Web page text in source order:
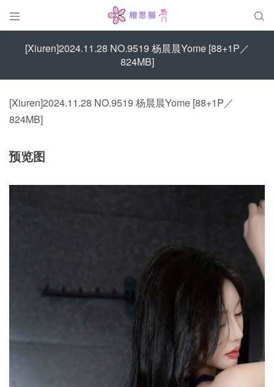
 
[Xiuren]2024.11.28 NO.9519 杨晨晨Yome [88+1P／
824MB]
[Xiuren]2024.11.28 NO.9519 杨晨晨Yome [88+1P／
824MB]
预览图